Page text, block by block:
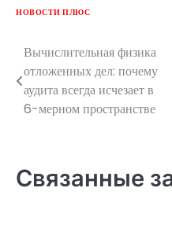
НОВОСТИ ПЛЮС
Навигация
по
записям
Вычислительная физика
отложенных дел: почему
аудита всегда исчезает в
6-мерном пространстве
Связанные